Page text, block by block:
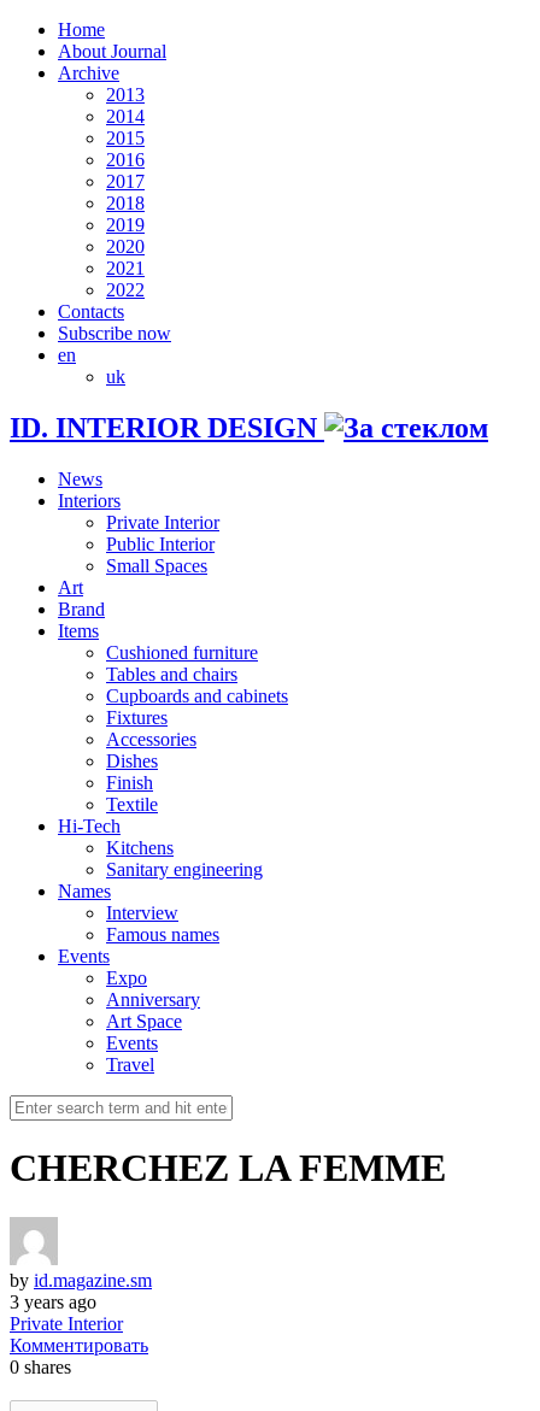
Home
About Journal
Archive
2013
2014
2015
2016
2017
2018
2019
2020
2021
2022
Contacts
Subscribe now
en
uk
ID. INTERIOR DESIGN
News
Interiors
Private Interior
Public Interior
Small Spaces
Art
Brand
Items
Cushioned furniture
Tables and chairs
Cupboards and cabinets
Fixtures
Accessories
Dishes
Finish
Textile
Hi-Tech
Kitchens
Sanitary engineering
Names
Interview
Famous names
Events
Expo
Anniversary
Art Space
Events
Travel
CHERCHEZ LA FEMME
by id.magazine.sm
3 years ago
Private Interior
Комментировать
0 shares